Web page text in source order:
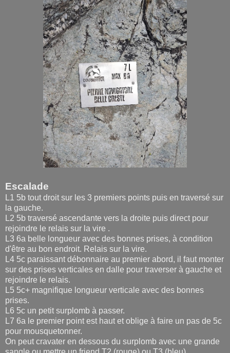
Escalade
L1 5b tout droit sur les 3 premiers points puis en traversé sur
la gauche.
L2 5b traversé ascendante vers la droite puis direct pour
rejoindre le relais sur la vire .
L3 6a belle longueur avec des bonnes prises, à condition
d'être au bon endroit. Relais sur la vire.
L4 5c paraissant débonnaire au premier abord, il faut monter
sur des prises verticales en dalle pour traverser à gauche et
rejoindre le relais.
L5 5c+ magnifique longueur verticale avec des bonnes
prises.
L6 5c un petit surplomb à passer.
L7 6a le premier point est haut et oblige à faire un pas de 5c
pour mousquetonner.
On peut cravater en dessous du surplomb avec une grande